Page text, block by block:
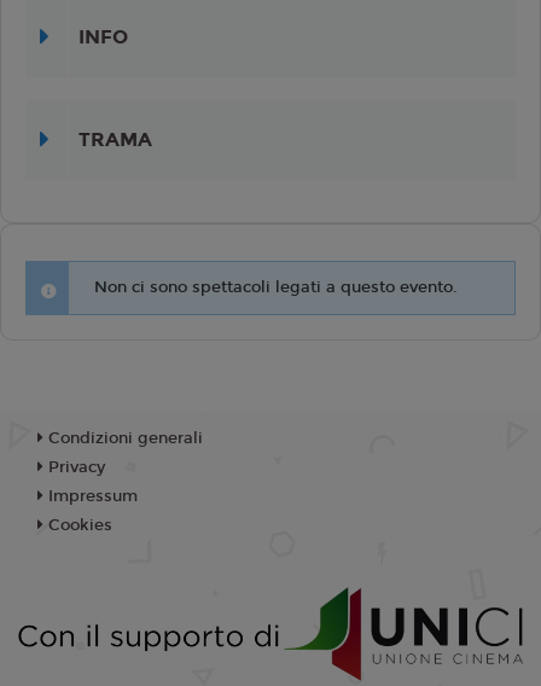
INFO
TRAMA
Non ci sono spettacoli legati a questo evento.
Condizioni generali
Privacy
Impressum
Cookies